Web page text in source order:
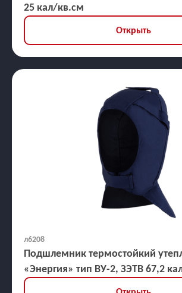
25 кал/кв.см
Открыть
л6208
Подшлемник термостойкий
«Энергия» тип ВУ-2, ЗЭТВ 67,2